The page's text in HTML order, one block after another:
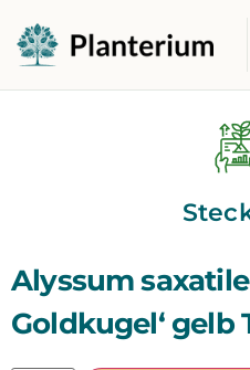
Alyssum
Goldkugel‘ gelb